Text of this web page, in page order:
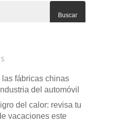
las fábricas chinas
del automóvil
del calor: revisa tu
vacaciones este